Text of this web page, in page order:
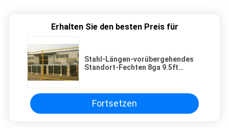
Erhalten Sie den besten Preis für
Stahl-Längen-vorübergehendes
Standort-Fechten 8ga 9.5ft
Fortsetzen